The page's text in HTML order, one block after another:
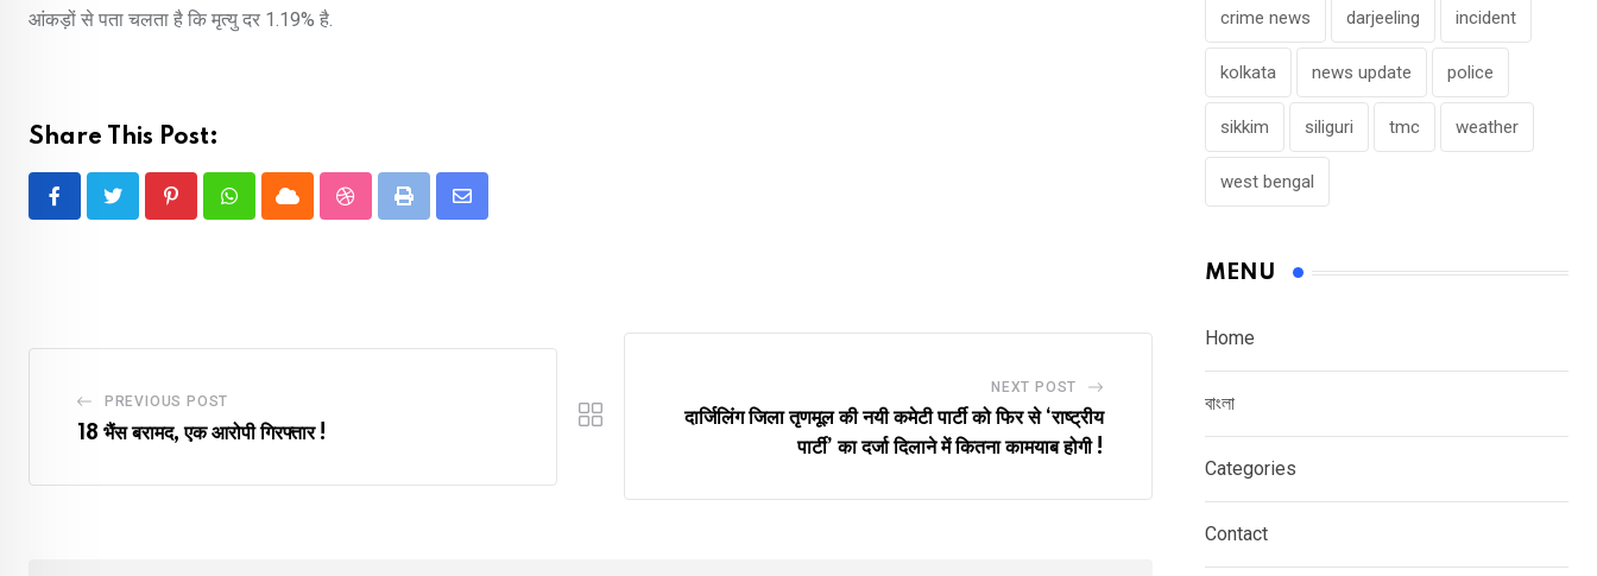
आंकड़ों से पता चलता है कि मृत्यु दर 1.19% है.
Share This Post:
PinterestWhatsappCloud StumbleUpon
Print
Share
PREVIOUS POST
18 भैंस बरामद, एक आरोपी गिरफ्तार !
NEXT POST
दार्जिलिंग जिला तृणमूल की नयी कमेटी पार्टी को फिर से ‘राष्ट्रीय
पार्टी’ का दर्जा दिलाने में कितना कामयाब होगी !
crime news darjeeling incident
kolkata news update police
sikkim siliguri tmc weather
west bengal
MENU
Home
বাংলা
Categories
Contact